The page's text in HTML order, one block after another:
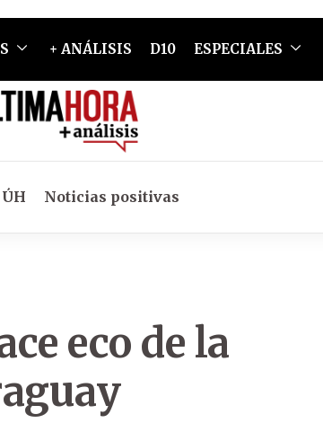
+ ANÁLISIS D10 ESPECIALES
Noticias positivas
eco de la